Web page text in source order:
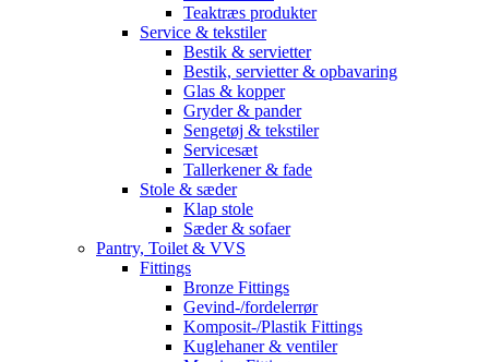
Teaktræs produkter
Service & tekstiler
Bestik & servietter
Bestik, servietter & opbavaring
Glas & kopper
Gryder & pander
Sengetøj & tekstiler
Servicesæt
Tallerkener & fade
Stole & sæder
Klap stole
Sæder & sofaer
Pantry, Toilet & VVS
Fittings
Bronze Fittings
Gevind-/fordelerrør
Komposit-/Plastik Fittings
Kuglehaner & ventiler